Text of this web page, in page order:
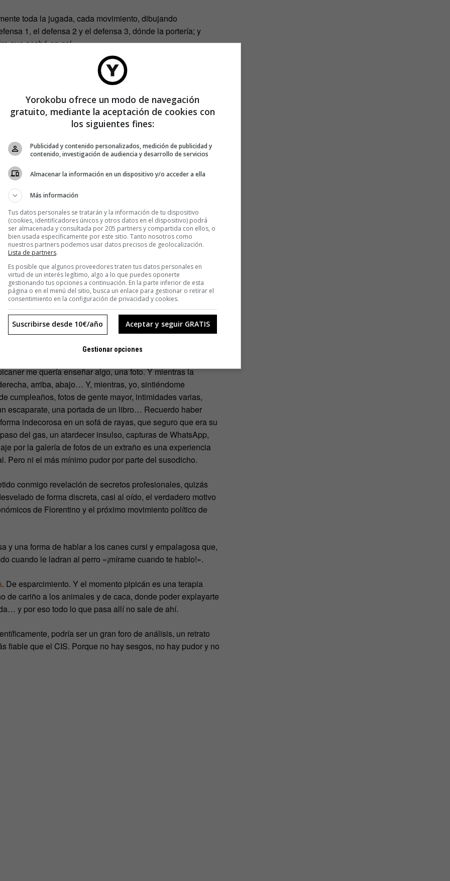
toda la jugada, cada movimiento, dibujando
1, el defensa 2 y el defensa 3, dónde la portería; y
que acabó en gol…
que me recomendaban, y qué pedir. Restaurante
un gran cocinero. Aunque luego, bajando la voz, en un
que era en realidad la mujer la que había tenido
bailar zumba y parece que había algún asunto raro ahí. Y,
hace poco porque habían grabado imágenes en los
regalando titulares, derrochando red de contactos y
me quería enseñar algo, una foto. Y mientras la
arriba, abajo… Y, mientras, yo, sintiéndome
cumpleaños, fotos de gente mayor, intimidades varias,
escaparate, una portada de un libro… Recuerdo haber
indecorosa en un sofá de rayas, que seguro que era su
del gas, un atardecer insulso, capturas de WhatsApp,
por la galería de fotos de un extraño es una experiencia
Pero ni el más mínimo pudor por parte del susodicho.
conmigo revelación de secretos profesionales, quizás
de forma discreta, casi al oído, el verdadero motivo
de Florentino y el próximo movimiento político de
y una forma de hablar a los canes cursi y empalagosa que,
cuando le ladran al perro «¡mírame cuando te hablo!».
. De esparcimiento. Y el momento pipicán es una terapia
de cariño a los animales y de caca, donde poder explayarte
y por eso todo lo que pasa allí no sale de ahí.
podría ser un gran foro de análisis, un retrato
fiable que el CIS. Porque no hay sesgos, no hay pudor y no
Yorokobu ofrece un modo de navegación
gratuito, mediante la aceptación de cookies con
los siguientes fines:
Publicidad y contenido personalizados, medición de publicidad y
contenido, investigación de audiencia y desarrollo de servicios
Almacenar la información en un dispositivo y/o acceder a ella
Más información
Tus datos personales se tratarán y la información de tu dispositivo
(cookies, identificadores únicos y otros datos en el dispositivo) podrá
ser almacenada y consultada por 205 partners y compartida con ellos, o
bien usada específicamente por este sitio. Tanto nosotros como
nuestros partners podemos usar datos precisos de geolocalización.
Lista de partners.
Es posible que algunos proveedores traten tus datos personales en
virtud de un interés legítimo, algo a lo que puedes oponerte
gestionando tus opciones a continuación. En la parte inferior de esta
página o en el menú del sitio, busca un enlace para gestionar o retirar el
consentimiento en la configuración de privacidad y cookies.
Aceptar y seguir GRATIS
Suscribirse desde 10€/año
Gestionar opciones